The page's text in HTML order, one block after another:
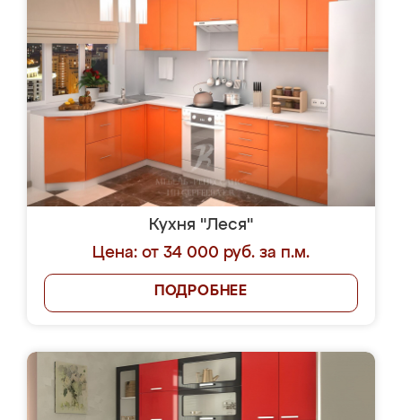
Кухня "Леся"
Цена: от 34 000 руб. за п.м.
ПОДРОБНЕЕ